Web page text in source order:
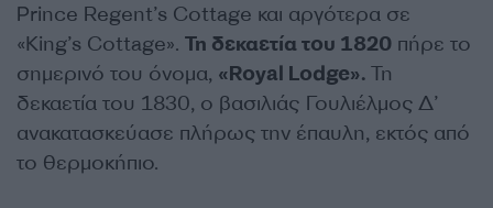
Prince Regent’s Cottage και αργότερα σε
«King’s Cottage». Τη δεκαετία του 1820 πήρε το
σημερινό του όνομα, «Royal Lodge». Τη
δεκαετία του 1830, ο βασιλιάς Γουλιέλμος Δ’
ανακατασκεύασε πλήρως την έπαυλη, εκτός από
το θερμοκήπιο.